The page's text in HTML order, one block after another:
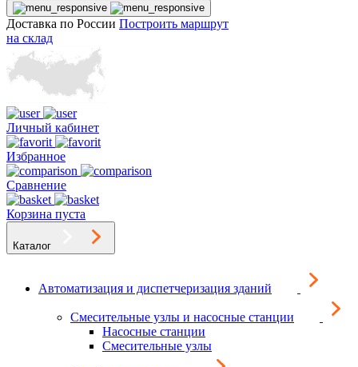
Доставка по России Построить маршрут
на склад
Личный кабинет
Избранное
Сравнение
Корзина пуста
Каталог
Автоматизация и диспетчеризация зданий
Смесительные узлы и насосные станции
Насосные станции
Смесительные узлы